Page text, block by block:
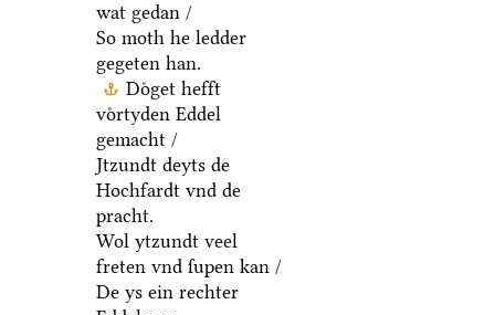
wat gedan /
So moth he ledder
gegeten han.
Doͤget hefft
voͤrtyden Eddel
gemacht /
Jtzundt deyts de
Hochfardt vnd de
pracht.
Wol ytzundt veel
freten vnd ſupen kan /
De ys ein rechter